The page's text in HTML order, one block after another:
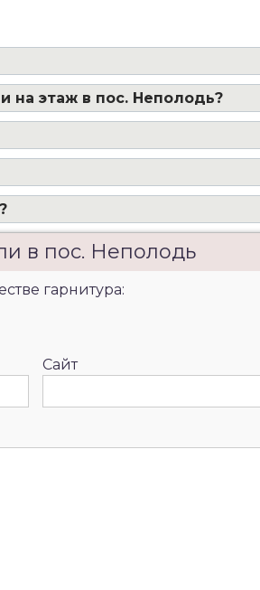
на этаж в пос. Неполодь?
в пос. Неполодь
гарнитура:
Сайт